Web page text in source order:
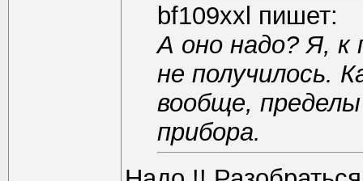
bf109xxl пишет:
А оно надо? Я, к
не получилось.
вообще,
прибора.